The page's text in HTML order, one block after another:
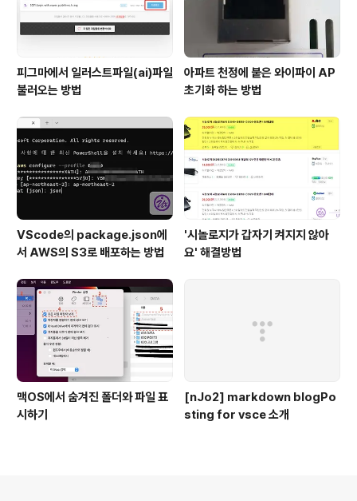
피그마에서 일러스트파일(ai)파일
불러오는 방법
아파트 천정에 붙은 와이파이 AP
초기화 하는 방법
VScode의 package.json에
서 AWS의 S3로 배포하는 방법
'시놀로지가 갑자기 켜지지 않아
요' 해결방법
맥OS에서 숨겨진 폴더와 파일 표
시하기
[nJo2] markdown blogPo
sting for vsce 소개